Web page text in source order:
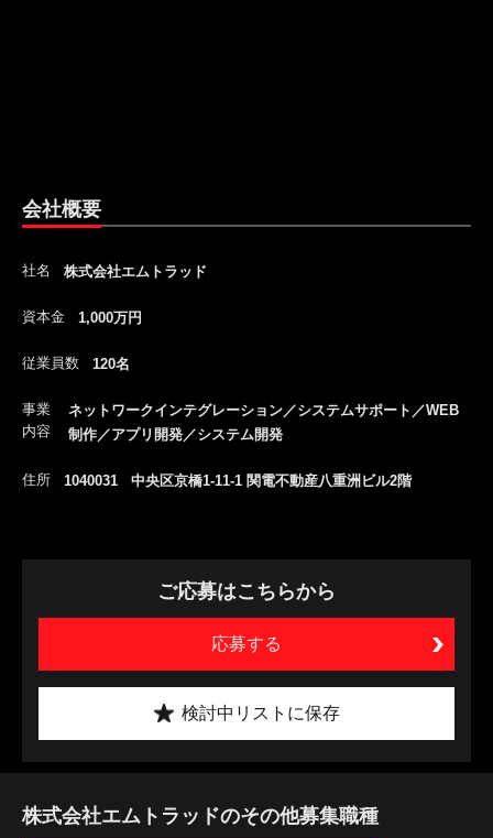
会社概要
社名 株式会社エムトラッド
資本金 1,000万円
従業員数 120名
事業
内容
ネットワークインテグレーション／システムサポート／WEB
制作／アプリ開発／システム開発
住所 1040031 中央区京橋1-11-1 関電不動産八重洲ビル2階
ご応募はこちらから
応募する
検討中リストに保存
株式会社エムトラッドのその他募集職種